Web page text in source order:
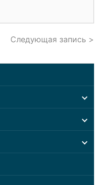
Следующая запись >